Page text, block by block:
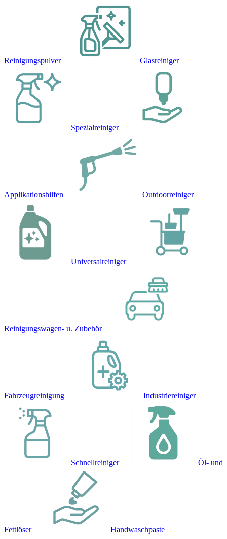
Reinigungspulver Glasreiniger
Spezialreiniger
Applikationshilfen Outdoorreiniger
Universalreiniger
Reinigungswagen- u. Zubehör
Fahrzeugreinigung Industriereiniger
Schnellreiniger Öl- und
Fettlöser Handwaschpaste